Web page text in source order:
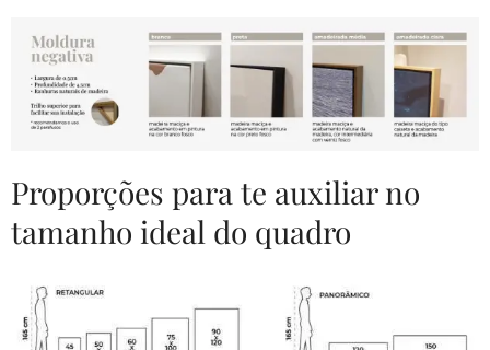
Proporções para te auxiliar no
tamanho ideal do quadro